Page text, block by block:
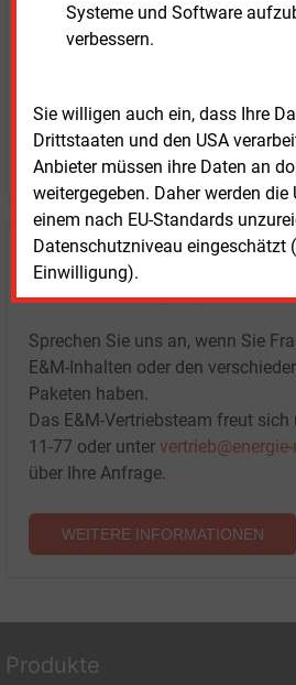
Systeme und Software
verbessern.
Sie willigen auch ein, dass Ihre
Drittstaaten und den USA
Anbieter müssen ihre Daten an
weitergegeben. Daher werden
einem nach EU-Standards
Datenschutzniveau eingeschätzt
Einwilligung).
Haben Sie Interesse an
Mehrfachzugängen für
Sprechen Sie uns an, wenn Sie
E&M-Inhalten oder den
Paketen haben.
Das E&M-Vertriebsteam freut
11-77 oder unter
über Ihre Anfrage.
WEITERE INFORMATIONEN
Produkte